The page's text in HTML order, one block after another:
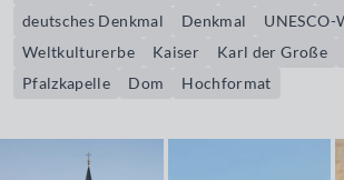
deutsches Denkmal
Denkmal
Weltkulturerbe
Kaiser Karl der Große
Pfalzkapelle
Dom Hochformat